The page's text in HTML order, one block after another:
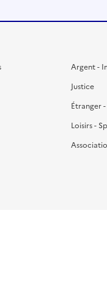
Argent -
Justice
Étranger
Loisirs -